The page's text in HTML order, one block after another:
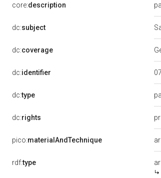
core:description
dc:subject
dc:coverage
dc:identifier
dc:type
dc:rights
pico:materialAndTechnique
rdf:type